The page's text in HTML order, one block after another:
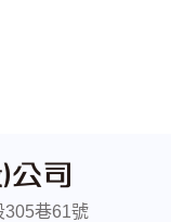
305巷61號